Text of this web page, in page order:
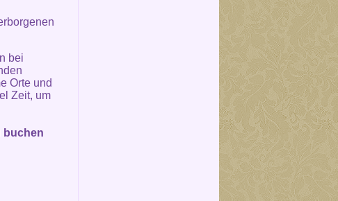
bei
Orte und
Zeit, um
buchen